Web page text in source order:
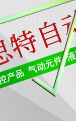
设备有限公司